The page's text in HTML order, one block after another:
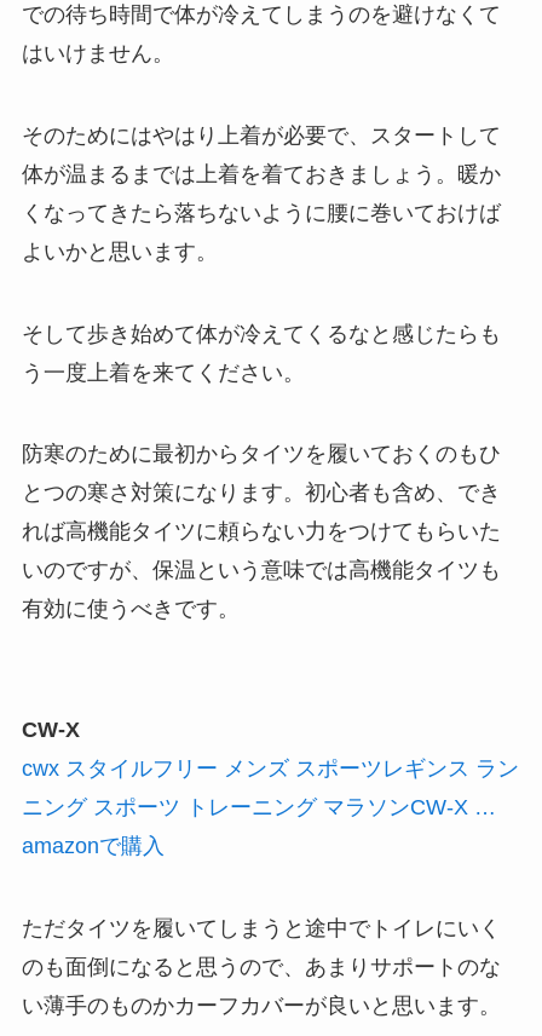
での待ち時間で体が冷えてしまうのを避けなくて
はいけません。
そのためにはやはり上着が必要で、スタートして
体が温まるまでは上着を着ておきましょう。暖か
くなってきたら落ちないように腰に巻いておけば
よいかと思います。
そして歩き始めて体が冷えてくるなと感じたらも
う一度上着を来てください。
防寒のために最初からタイツを履いておくのもひ
とつの寒さ対策になります。初心者も含め、でき
れば高機能タイツに頼らない力をつけてもらいた
いのですが、保温という意味では高機能タイツも
有効に使うべきです。
CW-X
cwx スタイルフリー メンズ スポーツレギンス ラン
ニング スポーツ トレーニング マラソンCW-X …
amazonで購入
ただタイツを履いてしまうと途中でトイレにいく
のも面倒になると思うので、あまりサポートのな
い薄手のものかカーフカバーが良いと思います。